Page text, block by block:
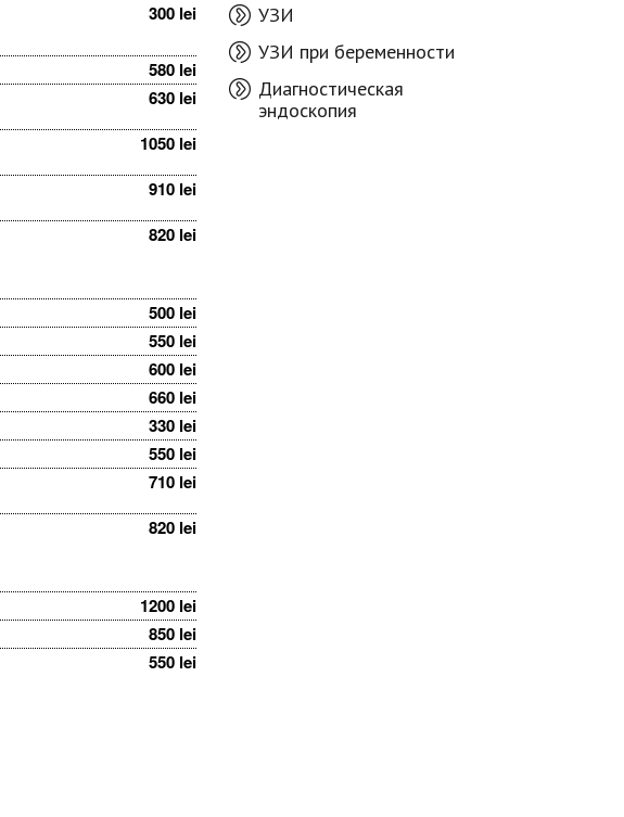
300 lei
580 lei
630 lei
1050 lei
910 lei
820 lei
500 lei
550 lei
600 lei
660 lei
330 lei
550 lei
710 lei
820 lei
1200 lei
850 lei
550 lei
УЗИ
УЗИ при беременности
Диагностическая
эндоскопия